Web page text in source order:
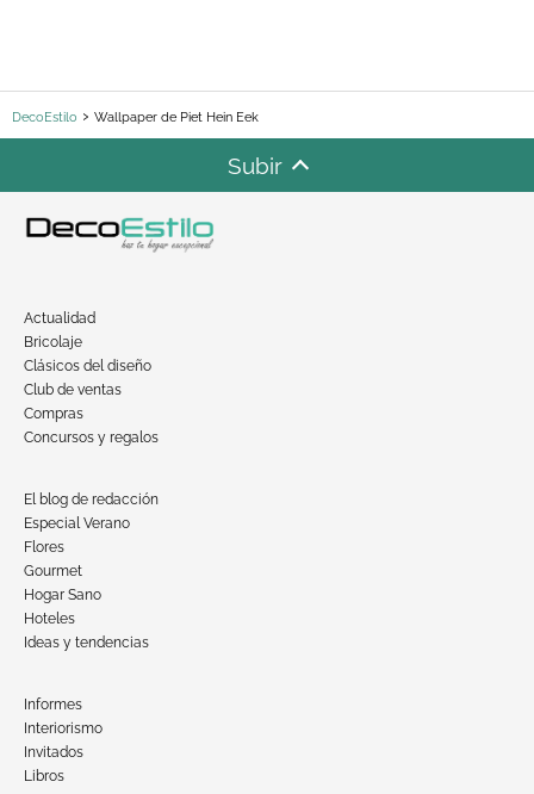
DecoEstilo Wallpaper de Piet Hein Eek
Subir
Actualidad
Bricolaje
Clásicos del diseño
Club de ventas
Compras
Concursos y regalos
El blog de redacción
Especial Verano
Flores
Gourmet
Hogar Sano
Hoteles
Ideas y tendencias
Informes
Interiorismo
Invitados
Libros